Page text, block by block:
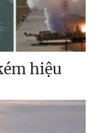
hiệu